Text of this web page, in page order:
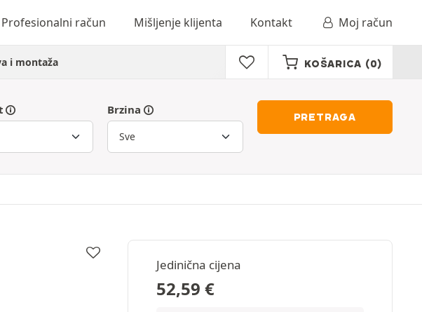
Profesionalni račun Mišljenje klijenta Kontakt Moj račun
i montaža KOŠARICA (0)
Brzina
PRETRAGA
Jedinična cijena
52,59 €